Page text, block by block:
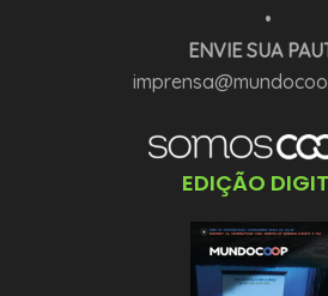
•
ENVIE SUA
EDIÇÃO